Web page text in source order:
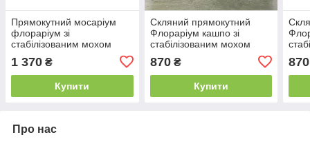
Прямокутний мосаріум
флораріум зі
стабілізованим мохом
1 370 ₴
Купити
Скляний прямокутний
Флораріум кашпо зі
стабілізованим мохом
870₴
Купити
870
Про нас